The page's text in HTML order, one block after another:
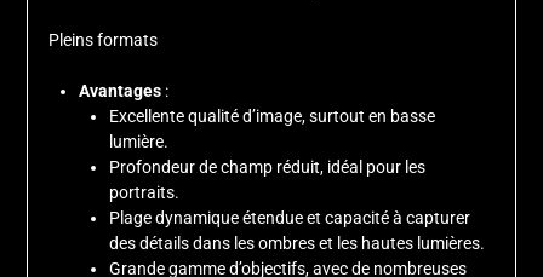
Pleins formats
Avantages:
Excellente qualité d’image, surtout en basse
lumière.
Profondeur de champ réduit, idéal pour les
portraits.
Plage dynamique étendue et capacité à capturer
des détails dans les ombres et les hautes lumières.
Grande gamme d’objectifs, avec de nombreuses